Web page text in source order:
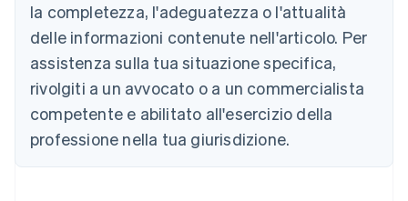
la completezza, l'adeguatezza o l'attualità
delle informazioni contenute nell'articolo. Per
assistenza sulla tua situazione specifica,
rivolgiti a un avvocato o a un commercialista
competente e abilitato all'esercizio della
professione nella tua giurisdizione.
Brasile
PortuguêsEnglish
Bulgaria
English
Canada
EnglishFrançais
Cina continentale
简体中文English
Cipro